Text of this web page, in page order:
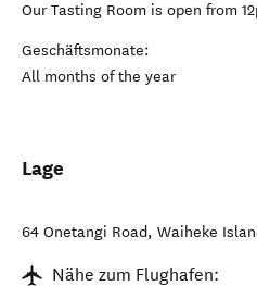
Our Tasting Room is open from
Geschäftsmonate:
All months of the year
Lage
64 Onetangi Road, Waiheke
Nähe zum Flughafen: